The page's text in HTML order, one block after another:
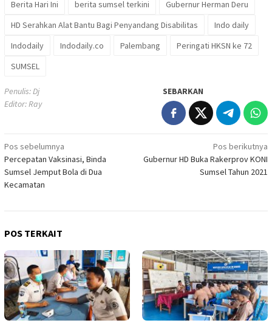
Berita Hari Ini berita sumsel terkini
Gubernur Herman Deru
HD Serahkan Alat Bantu Bagi Penyandang Disabilitas
Indo daily
Indodaily
Indodaily.co Palembang
Peringati HKSN ke 72
SUMSEL
Penulis: Dj
Editor: Ray
SEBARKAN
Navigasi
pos
Pos sebelumnya
Percepatan Vaksinasi, Binda
Sumsel Jemput Bola di Dua
Kecamatan
Pos berikutnya
Gubernur HD Buka Rakerprov KONI
Sumsel Tahun 2021
POS TERKAIT